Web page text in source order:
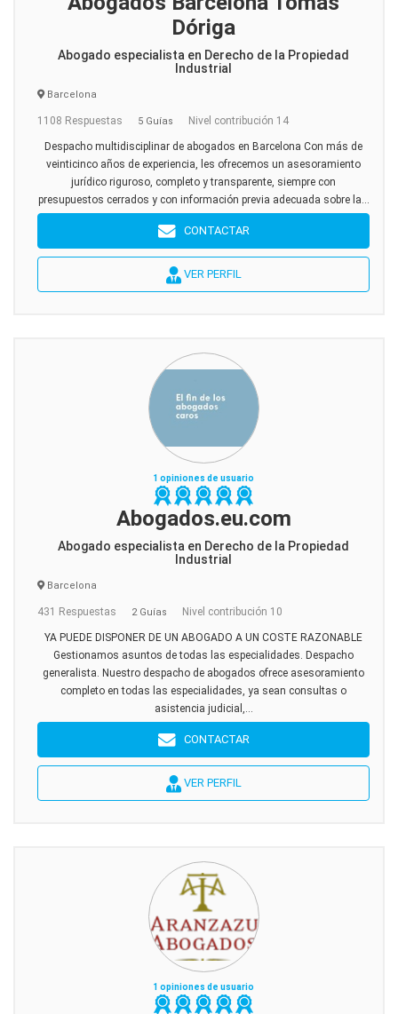
Dóriga
Abogado especialista en Derecho de la Propiedad
Industrial
Barcelona
1108 Respuestas 5 Guías Nivel contribución 14
Despacho multidisciplinar de abogados en Barcelona Con más de
veinticinco años de experiencia, les ofrecemos un asesoramiento
jurídico riguroso, completo y transparente, siempre con
presupuestos cerrados y con información previa adecuada sobre la...
CONTACTAR
VER PERFIL
1 opiniones de usuario
Abogados.eu.com
Abogado especialista en Derecho de la Propiedad
Industrial
Barcelona
431 Respuestas 2 Guías Nivel contribución 10
YA PUEDE DISPONER DE UN ABOGADO A UN COSTE RAZONABLE
Gestionamos asuntos de todas las especialidades. Despacho
generalista. Nuestro despacho de abogados ofrece asesoramiento
completo en todas las especialidades, ya sean consultas o
asistencia judicial,...
CONTACTAR
VER PERFIL
1 opiniones de usuario